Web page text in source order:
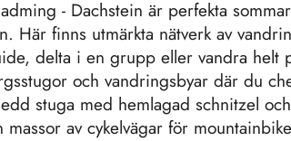
- Dachstein är perfekta
Här finns utmärkta nätverk av
delta i en grupp eller vandra helt
och vandringsbyar där du
stuga med hemlagad schnitzel
massor av cykelvägar för